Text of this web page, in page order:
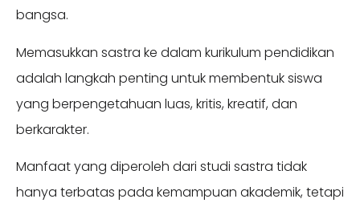
bangsa.
Memasukkan sastra ke dalam kurikulum pendidikan
adalah langkah penting untuk membentuk siswa
yang berpengetahuan luas, kritis, kreatif, dan
berkarakter.
Manfaat yang diperoleh dari studi sastra tidak
hanya terbatas pada kemampuan akademik, tetapi